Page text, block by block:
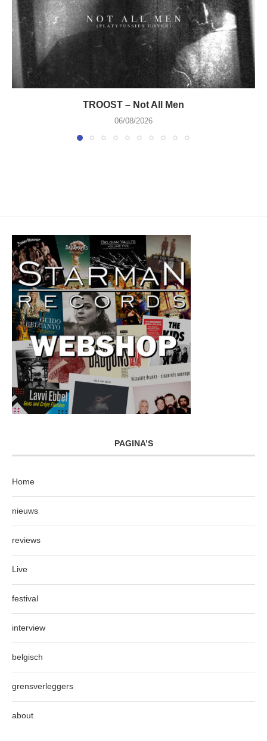
TROOST – Not All Men
06/08/2026
PAGINA’S
Home
nieuws
reviews
Live
festival
interview
belgisch
grensverleggers
about